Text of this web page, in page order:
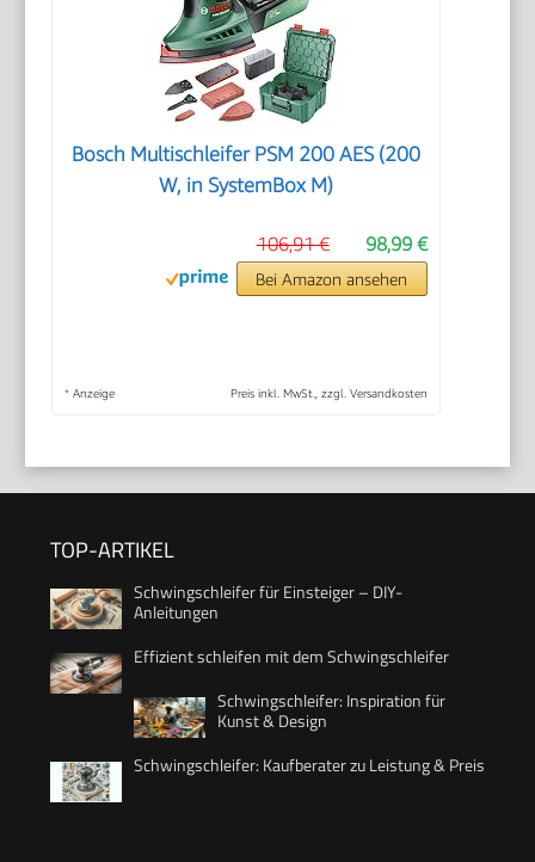
Bosch Multischleifer PSM 200 AES (200
W, in SystemBox M)
98,99 €
106,91 €
Bei Amazon ansehen
* Anzeige Preis inkl. MwSt., zzgl. Versandkosten
TOP-ARTIKEL
Schwingschleifer für Einsteiger – DIY-
Anleitungen
Effizient schleifen mit dem Schwingschleifer
Schwingschleifer: Inspiration für
Kunst & Design
Schwingschleifer: Kaufberater zu Leistung & Preis